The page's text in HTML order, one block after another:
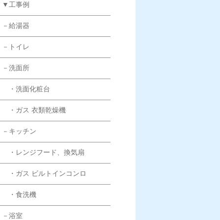
▼工事例
－給湯器
－トイレ
－洗面所
・洗面化粧台
・ガス 衣類乾燥機
－キッチン
・レンジフード、換気扇
・ガス ビルトインコンロ
・食洗機
－浴室